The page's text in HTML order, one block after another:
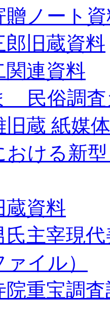
贈ノート
郎旧蔵資料
関連資料
民俗調査
旧蔵 紙媒
おける新
蔵資料
氏主宰現
ァイル）
院重宝調